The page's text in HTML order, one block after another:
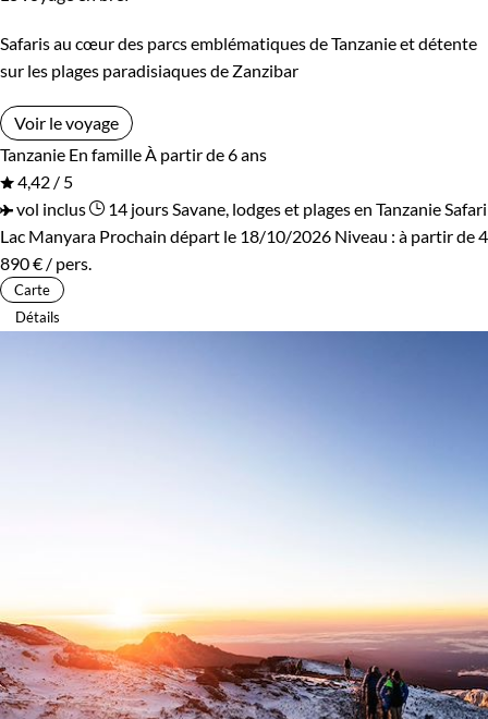
Safaris au cœur des parcs emblématiques de Tanzanie et détente
sur les plages paradisiaques de Zanzibar
Voir le voyage
Tanzanie En famille À partir de 6 ans
4,42 / 5
vol inclus
14 jours Savane, lodges et plages en Tanzanie Safari
Lac Manyara Prochain départ le 18/10/2026 Niveau : à partir de4
890 € / pers.
Carte
Détails